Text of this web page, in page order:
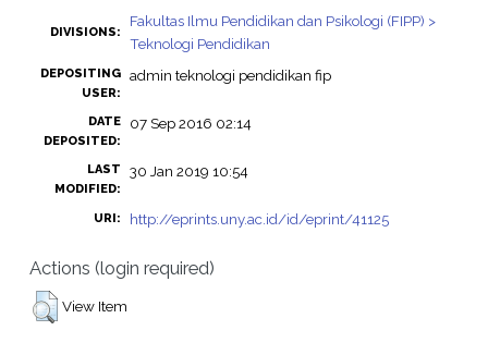
DIVISIONS:
Fakultas Ilmu Pendidikan dan Psikologi (FIPP) >
Teknologi Pendidikan
DEPOSITING
USER:
admin teknologi pendidikan fip
DATE
DEPOSITED:
07 Sep 2016 02:14
LAST
MODIFIED:
30 Jan 2019 10:54
URI: http://eprints.uny.ac.id/id/eprint/41125
Actions (login required)
View Item